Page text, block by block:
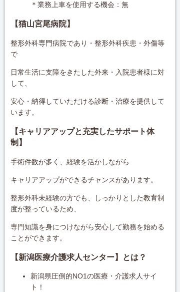
＊業務上車を使用する機会：無
【猫山宮尾病院】
整形外科専門病院であり・整形外科疾患・外傷等
で
日常生活に支障をきたした外来・入院患者様に対
して、
安心・納得していただける診断・治療を提供して
います。
【キャリアアップと充実したサポート体
制】
手術件数が多く、経験を活かしながら
キャリアアップができるチャンスがあります。
整形外科未経験の方でも、しっかりとした教育制
度が整っているため、
専門知識を身につけながら安心して勤務を始める
ことができます。
【新潟医療介護求人センター】とは？
新潟県圧倒的NO1の医療・介護求人サイ
ト！